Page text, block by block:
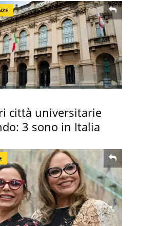
città universitarie
3 sono in Italia